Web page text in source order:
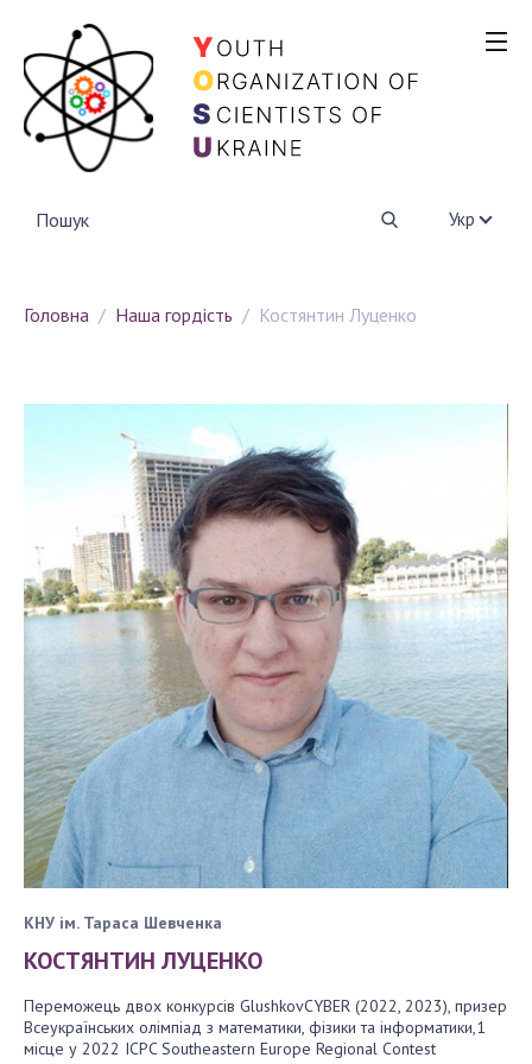
Укр
ПРО НАС
Напрями діяльності
Партнерство
НАША ГОРДІСТЬ
ПІДТРИМАТИ
КОНТАКТИ
Політика конфіденційності
Політика безпеки платіжної карти
Умови повернення коштів
Договір оферти
Головна Наша гордість Костянтин Луценко
КНУ ім. Тараса Шевченка
КОСТЯНТИН ЛУЦЕНКО
Переможець двох конкурсів GlushkovCYBER (2022, 2023), призер
Всеукраїнських олімпіад з математики, фізики та інформатики,1
місце у 2022 ICPC Southeastern Europe Regional Contest